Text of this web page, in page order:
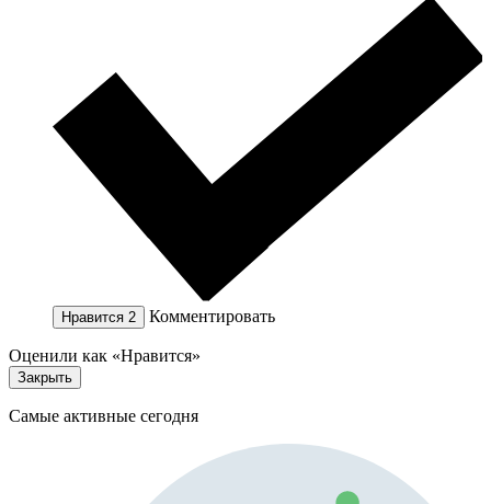
Нравится 2 Комментировать
Оценили как «Нравится»
Закрыть
Самые активные сегодня